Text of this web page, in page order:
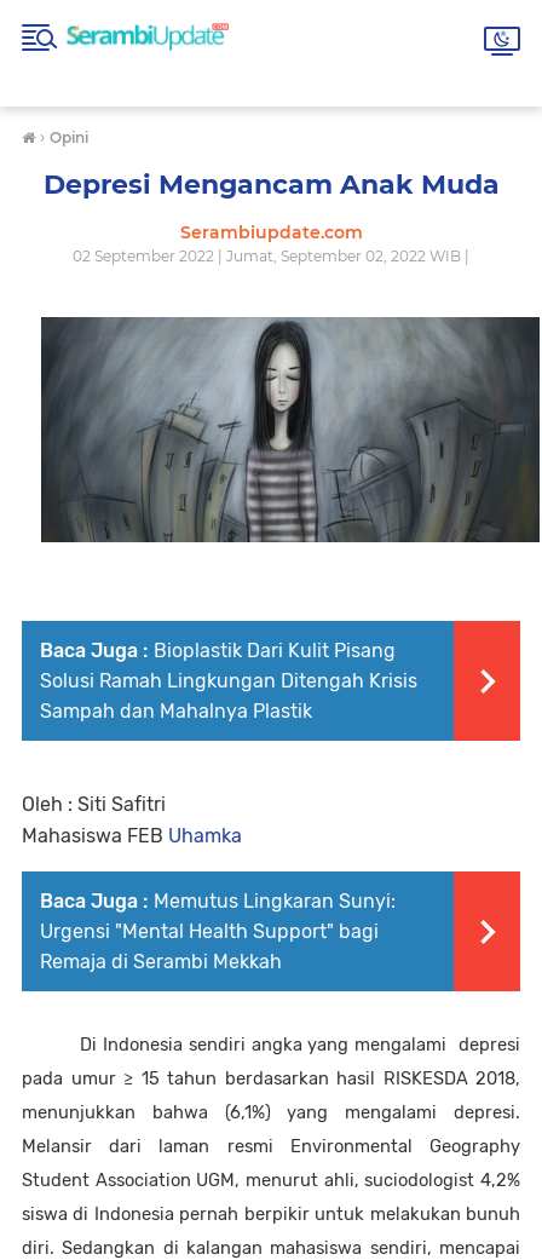
› Opini
Depresi Mengancam Anak Muda
Serambiupdate.com
02 September 2022 | Jumat, September 02, 2022 WIB |
Baca Juga : Bioplastik Dari Kulit Pisang
Solusi Ramah Lingkungan Ditengah Krisis
Sampah dan Mahalnya Plastik
Oleh : Siti Safitri
Mahasiswa FEB Uhamka
Baca Juga : Memutus Lingkaran Sunyi:
Urgensi "Mental Health Support" bagi
Remaja di Serambi Mekkah
Di Indonesia sendiri angka yang mengalami  depresi
pada umur ≥ 15 tahun berdasarkan hasil RISKESDA 2018,
menunjukkan bahwa (6,1%) yang mengalami depresi.
Melansir dari laman resmi Environmental Geography
Student Association UGM, menurut ahli, suciodologist 4,2%
siswa di Indonesia pernah berpikir untuk melakukan bunuh
diri. Sedangkan di kalangan mahasiswa sendiri, mencapai